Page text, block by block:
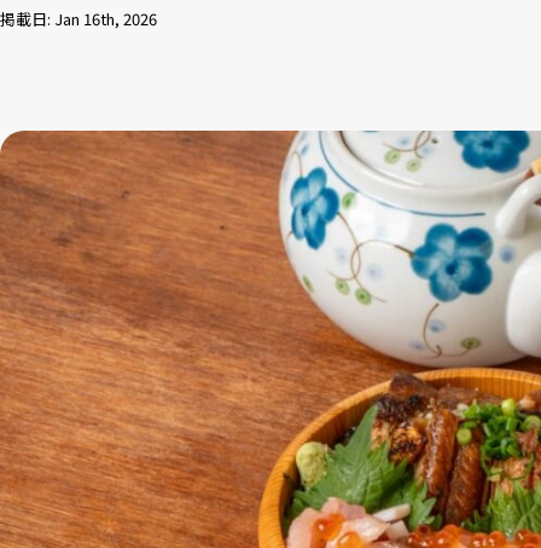
掲載日: Jan 16th, 2026